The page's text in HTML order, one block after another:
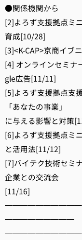
●関係機関から
[2]よろず支援拠点ミ
育成[10/28]
[3]<K-CAP>京商イブ
[4] オンラインセミ
gle広告[11/11]
[5]よろず支援拠点支
「あなたの事業」
に与える影響と対策
[6]よろず支援拠点ミ
と活用法[11/12]
[7]バイテク技術セミ
企業との交流会
[11/16]
━━━━━━━━━